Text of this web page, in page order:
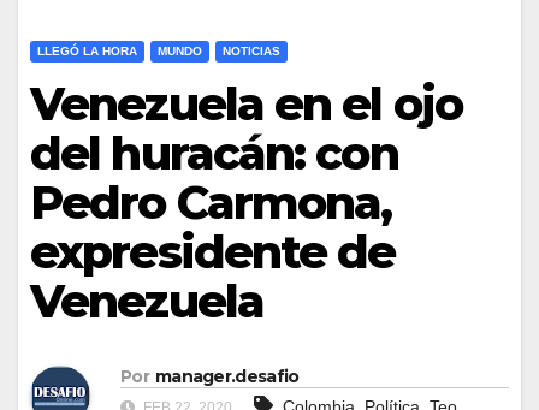
LLEGÓ LA HORA MUNDO NOTICIAS
Venezuela en el ojo
del huracán: con
Pedro Carmona,
expresidente de
Venezuela
Por manager.desafio
Colombia, Política, Teo